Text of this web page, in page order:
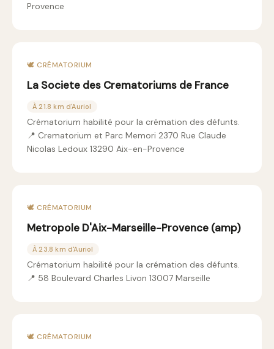
Provence
🕊️ CRÉMATORIUM
La Societe des Crematoriums de France
À 21.8 km d'Auriol
Crématorium habilité pour la crémation des défunts.
📍 Crematorium et Parc Memori 2370 Rue Claude
Nicolas Ledoux 13290 Aix-en-Provence
🕊️ CRÉMATORIUM
Metropole D'Aix-Marseille-Provence (amp)
À 23.8 km d'Auriol
Crématorium habilité pour la crémation des défunts.
📍 58 Boulevard Charles Livon 13007 Marseille
🕊️ CRÉMATORIUM